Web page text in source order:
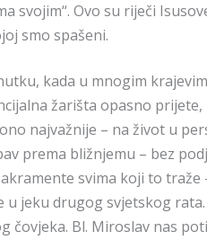
svojim“. Ovo su riječi
smo spašeni.
kada u mnogim
žarišta opasno
najvažnije – na život u
prema bližnjemu – bez
svima koji to traže
u jeku drugog svjetskog
čovjeka. Bl. Miroslav nas